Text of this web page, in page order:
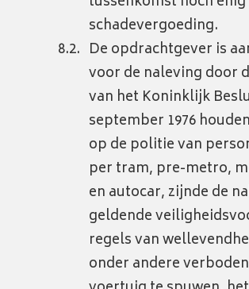
schadevergoeding.
De opdrachtgever is
voor de naleving door
van het Koninklijk
september 1976
op de politie van
per tram, pre-metro,
en autocar, zijnde de
geldende
regels van
onder andere